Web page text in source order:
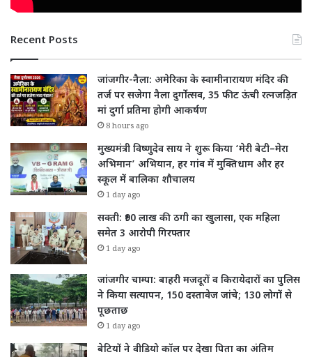
Recent Posts
जांजगीर-नैला: अमेरिका के स्वामीनारायण मंदिर की
तर्ज पर सजेगा नैला दुर्गोत्सव, 35 फीट ऊंची रत्नजड़ित
मां दुर्गा प्रतिमा होगी आकर्षण
8 hours ago
मुख्यमंत्री विष्णुदेव साय ने शुरू किया ‘मेरी बेटी–मेरा
अभिमान’ अभियान, हर गांव में मुक्तिधाम और हर
स्कूल में बालिका शौचालय
1 day ago
सक्ती: ₹90 लाख की ठगी का खुलासा, एक महिला
समेत 3 आरोपी गिरफ्तार
1 day ago
जांजगीर चाम्पा: बाहरी मजदूरों व किरायेदारों का पुलिस
ने किया सत्यापन, 150 दस्तावेज जांचे; 130 लोगों से
पूछताछ
1 day ago
बेटियों ने वीडियो कॉल पर देखा पिता का अंतिम